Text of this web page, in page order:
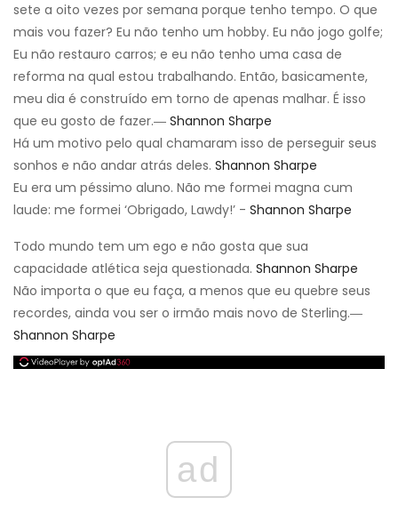
sete a oito vezes por semana porque tenho tempo. O que
mais vou fazer? Eu não tenho um hobby. Eu não jogo golfe;
Eu não restauro carros; e eu não tenho uma casa de
reforma na qual estou trabalhando. Então, basicamente,
meu dia é construído em torno de apenas malhar. É isso
que eu gosto de fazer.― Shannon Sharpe
Há um motivo pelo qual chamaram isso de perseguir seus
sonhos e não andar atrás deles. Shannon Sharpe
Eu era um péssimo aluno. Não me formei magna cum
laude: me formei ‘Obrigado, Lawdy!’ - Shannon Sharpe
Todo mundo tem um ego e não gosta que sua
capacidade atlética seja questionada. Shannon Sharpe
Não importa o que eu faça, a menos que eu quebre seus
recordes, ainda vou ser o irmão mais novo de Sterling.―
Shannon Sharpe
ad